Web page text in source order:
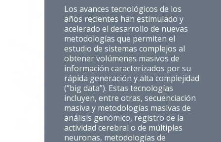
Los avances tecnológicos de los
años recientes han estimulado y
acelerado el desarrollo de nuevas
metodologías que permiten el
estudio de sistemas complejos al
obtener volúmenes masivos de
información caracterizados por su
rápida generación y alta complejidad
(“big data”). Estas tecnologías
incluyen, entre otras, secuenciación
masiva y metodologías masivas de
análisis genómico, registro de la
actividad cerebral o de múltiples
neuronas, metodologías de